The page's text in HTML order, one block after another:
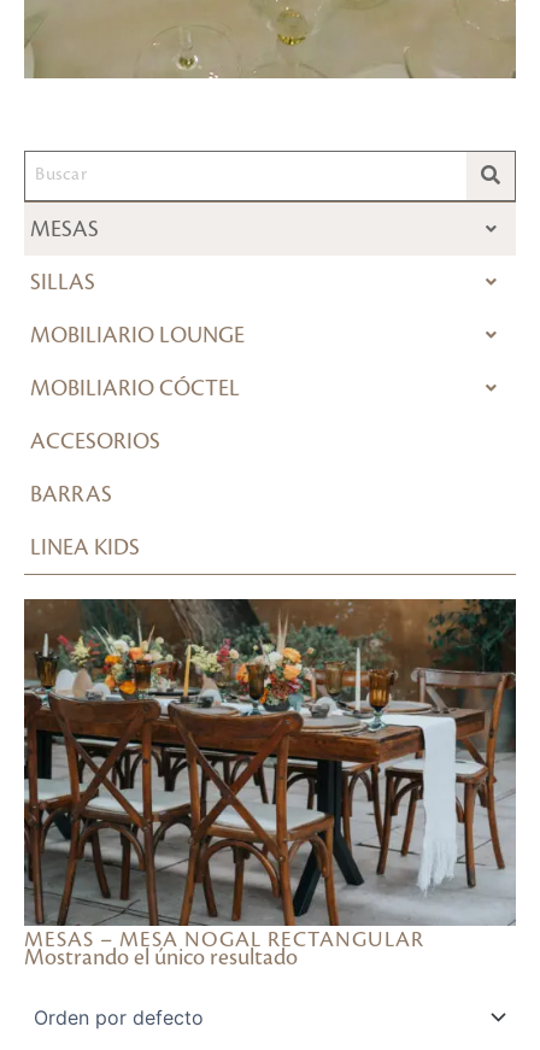
MESAS
SILLAS
MOBILIARIO LOUNGE
MOBILIARIO CÓCTEL
ACCESORIOS
BARRAS
LINEA KIDS
MESAS – MESA NOGAL RECTANGULAR
Mostrando el único resultado